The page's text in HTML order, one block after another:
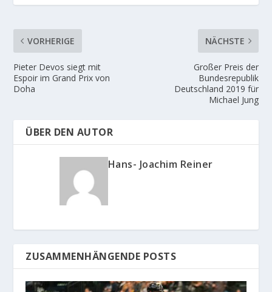
VORHERIGE
Pieter Devos siegt mit
Espoir im Grand Prix von
Doha
NÄCHSTE
Großer Preis der
Bundesrepublik
Deutschland 2019 für
Michael Jung
ÜBER DEN AUTOR
Hans- Joachim Reiner
ZUSAMMENHÄNGENDE POSTS